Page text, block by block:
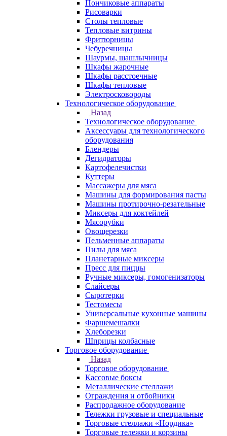
Пончиковые аппараты
Рисоварки
Столы тепловые
Тепловые витрины
Фритюрницы
Чебуречницы
Шаурмы, шашлычницы
Шкафы жарочные
Шкафы расстоечные
Шкафы тепловые
Электросковороды
Технологическое оборудование
Назад
Технологическое оборудование
Аксессуары для технологического
оборудования
Блендеры
Дегидраторы
Картофелечистки
Куттеры
Массажеры для мяса
Машины для формирования пасты
Машины протирочно-резательные
Миксеры для коктейлей
Мясорубки
Овощерезки
Пельменные аппараты
Пилы для мяса
Планетарные миксеры
Пресс для пиццы
Ручные миксеры, гомогенизаторы
Слайсеры
Сыротерки
Тестомесы
Универсальные кухонные машины
Фаршемешалки
Хлеборезки
Шприцы колбасные
Торговое оборудование
Назад
Торговое оборудование
Кассовые боксы
Металлические стеллажи
Ограждения и отбойники
Распродажное оборудование
Тележки грузовые и специальные
Торговые стеллажи «Нордика»
Торговые тележки и корзины